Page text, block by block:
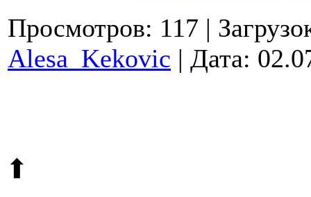
Просмотров: 117 |
Alesa_Kekovic | Дата:
⬆